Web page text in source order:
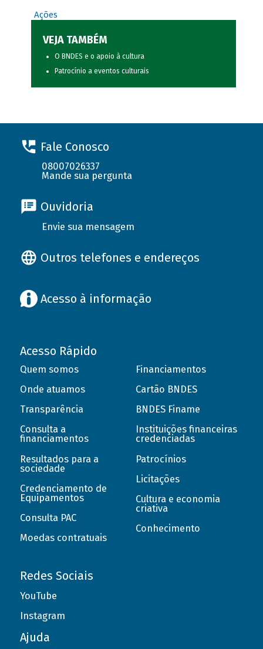
Ações
VEJA TAMBÉM
O BNDES e o apoio à cultura
Patrocínio a eventos culturais
Fale Conosco
08007026337
Mande sua pergunta
Ouvidoria
Envie sua mensagem
Outros telefones e endereços
Acesso à informação
Acesso Rápido
Quem somos
Onde atuamos
Transparência
Consulta a
financiamentos
Resultados para a
sociedade
Credenciamento de
Equipamentos
Consulta PAC
Moedas contratuais
Financiamentos
Cartão BNDES
BNDES Finame
Instituições financeiras
credenciadas
Patrocínios
Licitações
Cultura e economia
criativa
Conhecimento
Redes Sociais
YouTube
Instagram
Ajuda